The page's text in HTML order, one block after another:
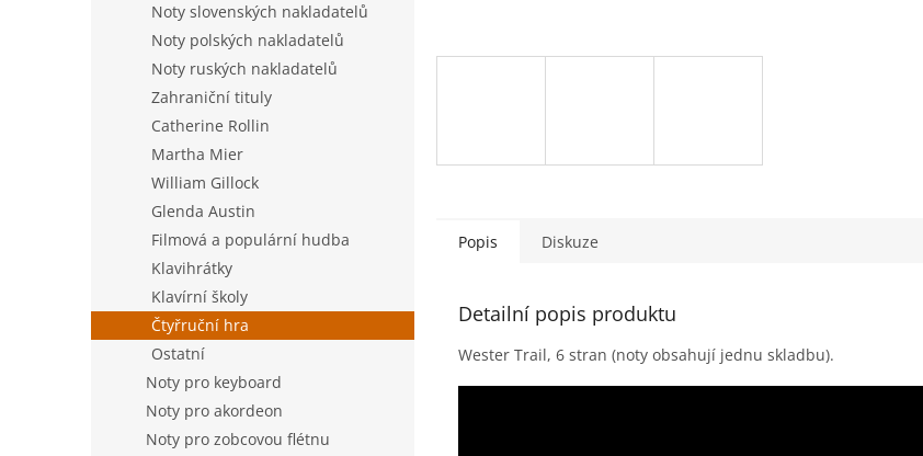
Noty slovenských nakladatelů
Noty polských nakladatelů
Noty ruských nakladatelů
Zahraniční tituly
Catherine Rollin
Martha Mier
William Gillock
Glenda Austin
Filmová a populární hudba
Klavihrátky
Klavírní školy
Čtyřruční hra
Ostatní
Noty pro keyboard
Noty pro akordeon
Noty pro zobcovou flétnu
Popis Diskuze
Detailní popis produktu
Wester Trail, 6 stran (noty obsahují jednu skladbu).